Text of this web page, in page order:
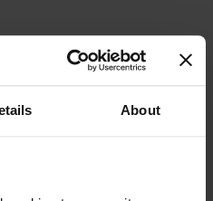
About